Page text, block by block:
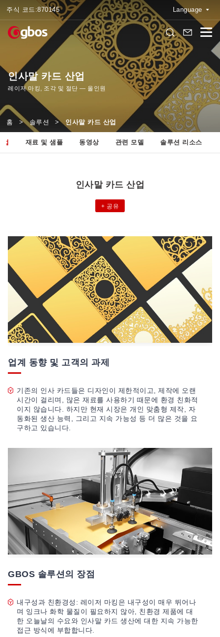
주식 코드:870145 Language
인사말 카드 산업
레이저 마킹, 조각 및 절단 — 올인원
홈 > 솔루션 > 인사말 카드 산업
재료 및 샘플 동영상 관련 모델 솔루션 리소스
인사말 카드 산업
+ 공유
업계 동향 및 고객의 과제
기존의 인사 카드들은 디자인이 제한적이고, 제작에 오랜
시간이 걸리며, 많은 재료를 사용하기 때문에 환경 친화적
이지 않습니다. 하지만 현재 시장은 개인 맞춤형 제작, 자
동화된 생산 능력, 그리고 지속 가능성 등 더 많은 것을 요
구하고 있습니다.
GBOS 솔루션의 장점
내구성과 친환경성: 레이저 마킹은 내구성이 매우 뛰어나
며 잉크나 화학 물질이 필요하지 않아, 친환경 제품에 대
한 오늘날의 수요와 인사말 카드 생산에 대한 지속 가능한
접근 방식에 부합합니다.